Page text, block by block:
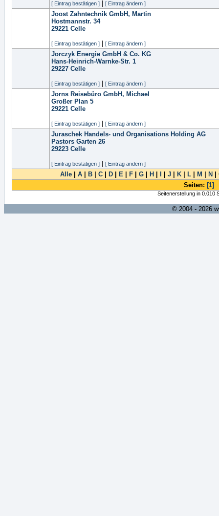
[ Eintrag bestätigen ] [ Eintrag ändern ]
Joost Zahntechnik GmbH, Martin
Hostmannstr. 34
29221 Celle
[ Eintrag bestätigen ] [ Eintrag ändern ]
Jorczyk Energie GmbH & Co. KG
Hans-Heinrich-Warnke-Str. 1
29227 Celle
[ Eintrag bestätigen ] [ Eintrag ändern ]
Jorns Reisebüro GmbH, Michael
Großer Plan 5
29221 Celle
[ Eintrag bestätigen ] [ Eintrag ändern ]
Juraschek Handels- und Organisations Holding AG
Pastors Garten 26
29223 Celle
[ Eintrag bestätigen ] [ Eintrag ändern ]
Alle A B C D E F G H J K L M N
Seiten: [1]
Seitenerstellung in 0.010
© 2004 - 2026